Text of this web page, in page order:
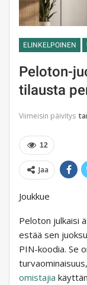
ELINKELPOINEN
Peloton-
tilausta
Viimeisin päivitys
12
Jaa
Joukkue
Peloton julkaisi
estää sen
PIN-koodia. Se
omistajia